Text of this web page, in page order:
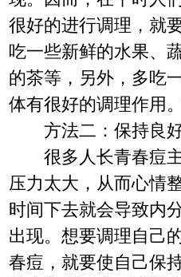
很好的进行调理，就
吃一些新鲜的水果、
的茶等，另外，多吃
体有很好的调理作用
方法二：保持良
很多人长青春痘主
压力太大，从而心情
时间下去就会导致内
出现。想要调理自己
春痘，就要使自己保